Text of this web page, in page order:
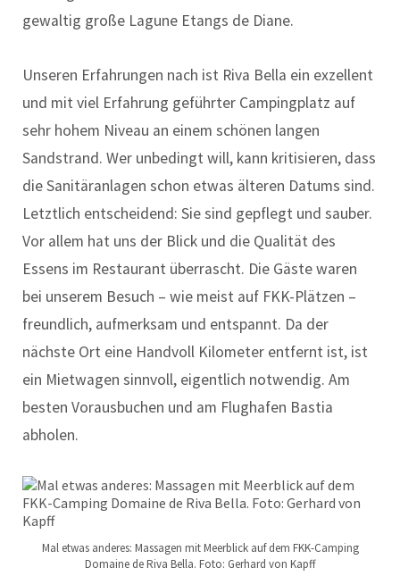
gewaltig große Lagune Etangs de Diane.
Unseren Erfahrungen nach ist Riva Bella ein exzellent
und mit viel Erfahrung geführter Campingplatz auf
sehr hohem Niveau an einem schönen langen
Sandstrand. Wer unbedingt will, kann kritisieren, dass
die Sanitäranlagen schon etwas älteren Datums sind.
Letztlich entscheidend: Sie sind gepflegt und sauber.
Vor allem hat uns der Blick und die Qualität des
Essens im Restaurant überrascht. Die Gäste waren
bei unserem Besuch – wie meist auf FKK-Plätzen –
freundlich, aufmerksam und entspannt. Da der
nächste Ort eine Handvoll Kilometer entfernt ist, ist
ein Mietwagen sinnvoll, eigentlich notwendig. Am
besten Vorausbuchen und am Flughafen Bastia
abholen.
Mal etwas anderes: Massagen mit Meerblick auf dem FKK-Camping
Domaine de Riva Bella. Foto: Gerhard von Kapff